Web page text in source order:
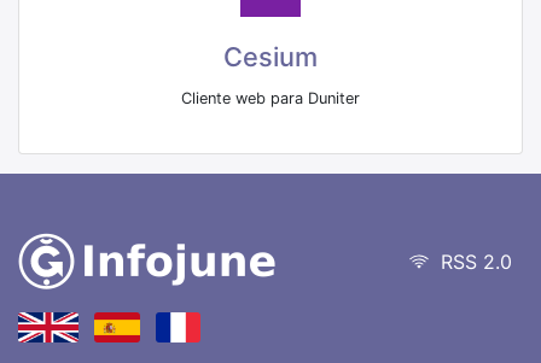
Cesium
Cliente web para Duniter
RSS 2.0